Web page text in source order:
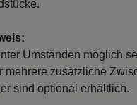
Umständen möglich
zusätzliche
sind optional erhältlich.